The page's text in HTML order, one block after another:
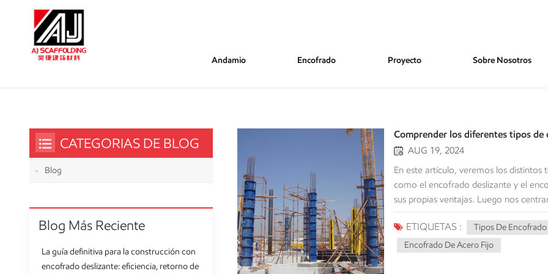
Andamio Encofrado Proyecto Sobre Nosotros
Comprender los diferentes tipos de
AUG 19, 2024
En este artículo, veremos los distintos tipos de encofrados de acero que existen en el mercado, como el encofrado deslizante y el encofrado fijo, cada uno de los cuales cumple su propósito y tiene sus propias ventajas. Luego nos centraremos en por qué el encofrado de acero es superior a otros materiales, los pasos del proceso del encofrado de acero y los consejos para maximizar su uso y esperanza de vida. Tipos de encofrado de acero Comúnmente, el encofrado de acero (encofrado metálico) se puede clasificar en dos tipos, encofrado deslizante y encofrado fácil, que son dos formas que tienen una funcionalidad distintiva en diferentes condiciones de construcción. 1. Encofrado de acero deslizante El encofrado deslizante es un tipo inusual de encofrado que se mueve constantemente hacia arriba o hacia abajo como hormigón. En lugar de construir múltiples niveles de encofrado en estructuras más altas, permite la creación de estructuras elevadas y continuas, como edificios de gran altura, silos y chimeneas. Las estructuras de encofrado deslizante casi siempre están apuntaladas y soportadas internamente por gatos hidráulicos o columnas guía para un movimiento suave y consistente en un movimiento continuo hacia arriba o hacia abajo para la construcción. El método de construcción con encofrado deslizante es muy favorable cuando se desean muros de hormigón continuos porque no hay juntas de construcción de las que preocuparse, lo que reduce la preocupación por los puntos débiles estructurales. Los diseños de encofrados de acero deslizante también se consideran rentables porque aceleran el tiempo de construcción, lo que puede ser particularmente ventajoso con estructuras más altas que requieren múltiples configuraciones de información de encofrados tradicionales. Diferentes tipos de encofrado deslizanteExisten seis categorías de encofrados deslizantes, que se diferencian según la dirección de construcción: ■ Encofrados deslizantes verticales - el encofrado deslizante está destinado al encofrado vertical de infraestructuras verticales; Los trabajadores trabajan en una plataforma de trabajo para colocar el refuerzo en una plataforma de trabajo y mantener un vertido de concreto suave. El encofrado deslizante de hormigón y la plataforma de trabajo se elevan verticalmente mediante un sistema de gatos hidráulicos. ■ Encofrados deslizantes horizontales - el encofrado deslizante está destinado al encofrado deslizante de aceras, barreras de tráfico, etc.; un gato hidráulico permite colocar, vibrar, procesar y fijar el hormigón en su lugar; mientras que un gato hidráulico avanza lentamente el encofrado deslizante durante el proceso de colocación del concreto. ■ Encofrados deslizantes cónicos - el encofrado deslizante se utiliza para encofrar estructuras altas como chimeneas cónicas, torres de refrigeración y muelles; el encofrado deslizante se desliza gradualmente mediante una plataforma o método de trabajo; la aceptación superpuesta del encofrado deslizante permite variaciones en las dimensiones del muro y el diámetro; Al utilizarlo en hormigón arquitectónico, las juntas son evidentes, por lo que no se recomienda. ■ Encofrados deslizantes en voladizo - encofrado deslizante independiente de la grúa, destinado a sistemas de encofrado autoelevables de grandes superficies; se puede utilizar para paredes, columnas, soportes de piso y transiciones cuando el área cambia de dimensión. ■ Encofrados tipo huevo - generalmente utilizado según los principios de los moldes de salto; capaz de cambiar de eje y pendiente circunferencial vertical para adaptarse a cualquier geometría. ■ Encofrados deslizantes cónicos - la plataforma construida a partir de placas en voladizo y placas superpuestas; el aspecto autonivelante de la lata se adapta fácilmente a conos y espesores de pared anchos y variables al mismo tiempo; fijado sobre un soporte de acero. Usos notables: Edificios de gran altura.Silos y torres de
ETIQUETAS : Tipos De
Encofrado De Acero Fijo
CATEGORIAS DE BLOG
Blog
Blog Más Reciente
La guía definitiva para la construcción con
encofrado deslizante: eficiencia, retorno de